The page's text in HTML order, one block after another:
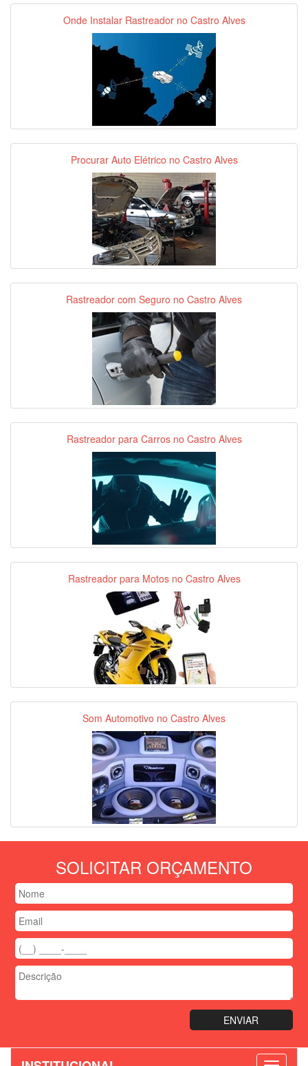
Onde Instalar Rastreador no Castro Alves
Procurar Auto Elétrico no Castro Alves
Rastreador com Seguro no Castro Alves
Rastreador para Carros no Castro Alves
Rastreador para Motos no Castro Alves
Som Automotivo no Castro Alves
SOLICITAR ORÇAMENTO